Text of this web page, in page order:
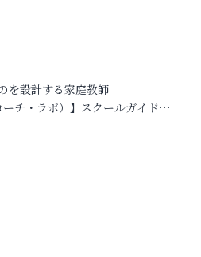
を設計する家庭教師
チ・ラボ）】スクールガイド…